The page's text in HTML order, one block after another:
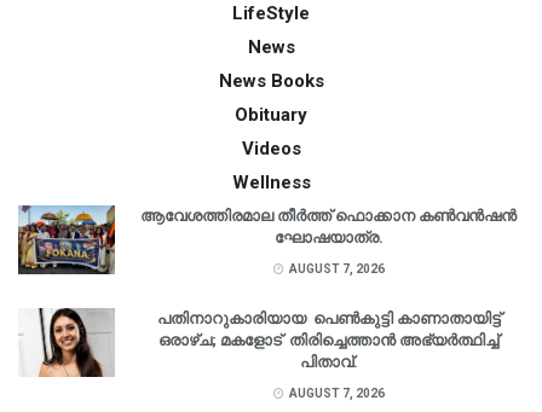
LifeStyle
News
News Books
Obituary
Videos
Wellness
ആവേശത്തിരമാല തീർത്ത് ഫൊക്കാന കൺവൻഷൻ
ഘോഷയാത്ര.
AUGUST 7, 2026
പതിനാറുകാരിയായ പെൺകുട്ടി കാണാതായിട്ട്
ഒരാഴ്ച; മകളോട് തിരിച്ചെത്താൻ അഭ്യർത്ഥിച്ച്
പിതാവ്.
AUGUST 7, 2026